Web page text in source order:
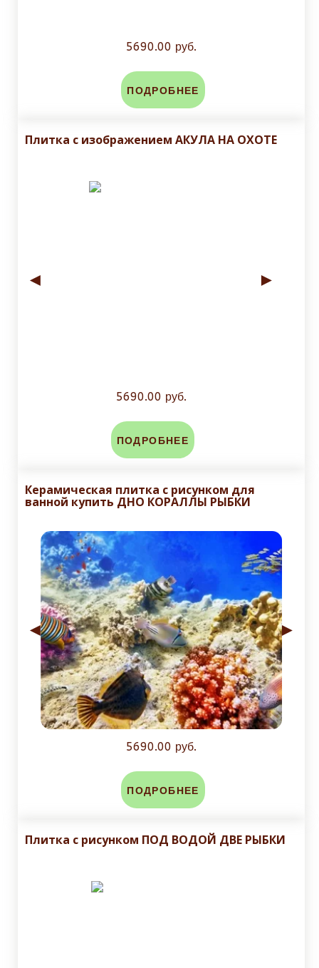
5690.00 руб.
ПОДРОБНЕЕ
Плитка с изображением АКУЛА НА ОХОТЕ
◄ ►
5690.00 руб.
ПОДРОБНЕЕ
Керамическая плитка с рисунком для
ванной купить ДНО КОРАЛЛЫ РЫБКИ
◄ ►
5690.00 руб.
ПОДРОБНЕЕ
Плитка с рисунком ПОД ВОДОЙ ДВЕ РЫБКИ